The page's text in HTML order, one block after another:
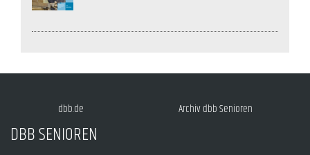
dbb.de Archiv dbb Senioren
DBB SENIOREN